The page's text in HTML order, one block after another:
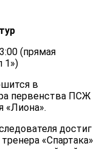
(прямая
1»)
в
первенства ПСЖ
«Лиона».
достиг
«Спартака»